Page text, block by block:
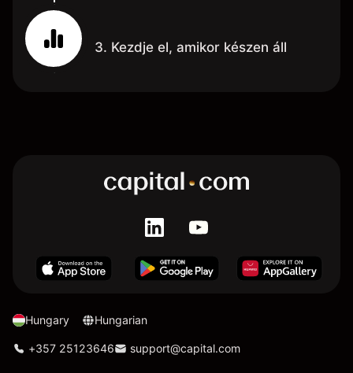
3. Kezdje el, amikor készen áll
Hungary Hungarian
+357 25123646 support@capital.com